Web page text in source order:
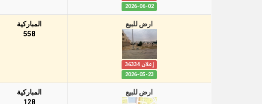
2026-06-02
ارض للبيع
إعلان 36334
2026-05-23
المباركية
558
ارض للبيع
المباركية
128